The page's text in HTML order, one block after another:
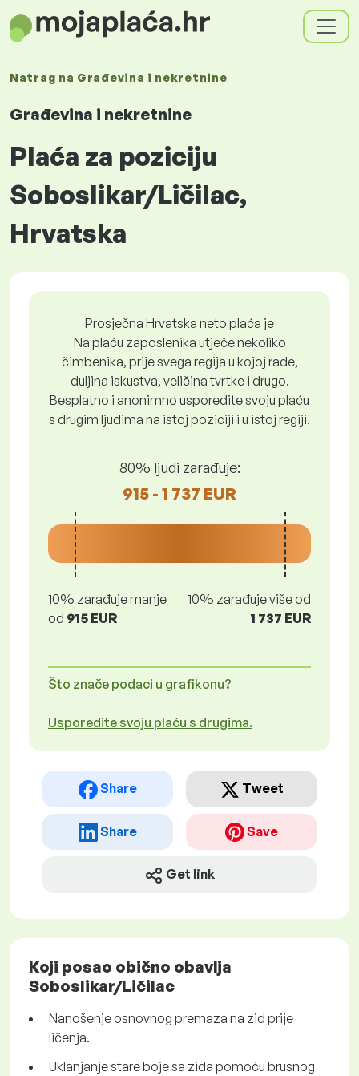
Natrag na Građevina i nekretnine
Građevina i nekretnine
Plaća za poziciju
Soboslikar/Ličilac,
Hrvatska
Prosječna Hrvatska neto plaća je
Na plaću zaposlenika utječe nekoliko
čimbenika, prije svega regija u kojoj rade,
duljina iskustva, veličina tvrtke i drugo.
Besplatno i anonimno usporedite svoju plaću
s drugim ljudima na istoj poziciji i u istoj regiji.
80% ljudi zarađuje:
915 - 1 737 EUR
10% zarađuje manje
od 915 EUR
10% zarađuje više od
1 737 EUR
Što znače podaci u grafikonu?
Usporedite svoju plaću s drugima.
Share Tweet
Share Save
Get link
Koji posao obično obavlja
Soboslikar/Ličilac
Nanošenje osnovnog premaza na zid prije
ličenja.
Uklanjanje stare boje sa zida pomoću brusnog